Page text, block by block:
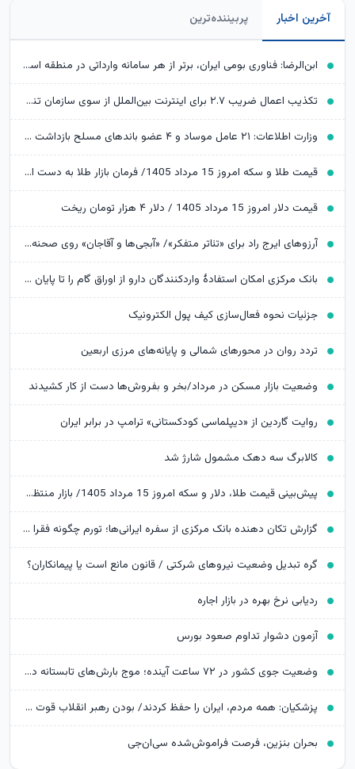
آخرین اخبار پربیننده‌ترین
ابن‌الرضا: فناوری بومی ایران، برتر از هر سامانه وارداتی در منطقه است
تکذیب اعمال ضریب ۲.۷ برای اینترنت بین‌الملل از سوی سازمان تنظیم مقررات
وزارت اطلاعات: ۲۱ عامل موساد و ۴ عضو باندهای مسلح بازداشت شدند
قیمت طلا و سکه امروز 15 مرداد 1405/ فرمان بازار طلا به دست اونس جهانی افتاد
قیمت دلار امروز 15 مرداد 1405 / دلار ۴ هزار تومان ریخت
آرزوهای ایرج راد برای «تئاتر متفکر»/ «آبجی‌ها و آقاجان» روی صحنه می‌رود
بانک مرکزی امکان استفادۀ واردکنندگان دارو از اوراق گام را تا پایان امسال تمدید کرد
جزئیات نحوه فعال‌سازی کیف پول الکترونیک
تردد روان در محورهای شمالی و پایانه‌های مرزی اربعین
وضعیت بازار مسکن در مرداد/بخر و بفروش‌ها دست از کار کشیدند
روایت گاردین از «دیپلماسی کودکستانی» ترامپ در برابر ایران
کالابرگ سه دهک مشمول شارژ شد
پیش‌بینی قیمت طلا، دلار و سکه امروز 15 مرداد 1405/ بازار منتظر مذاکرات تنگه هرمز
گزارش تکان‌ دهنده بانک مرکزی از سفره ایرانی‌ها؛ تورم چگونه فقرا را فقیرتر کرد؟
گره تبدیل وضعیت نیروهای شرکتی / قانون مانع است یا پیمانکاران؟
ردیابی نرخ بهره در بازار اجاره
آزمون دشوار تداوم صعود بورس
وضعیت جوی کشور در ۷۲ ساعت آینده؛ موج بارش‌های تابستانه در راه ۱۱ استان
پزشکیان: همه مردم، ایران را حفظ کردند/ بودن رهبر انقلاب قوت قلب بالایی برای ماست
بحران بنزین، فرصت فراموش‌شده سی‌ان‌جی